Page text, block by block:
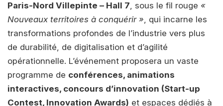
Paris-Nord Villepinte – Hall 7, sous le fil rouge «
Nouveaux territoires à conquérir », qui incarne les
transformations profondes de l’industrie vers plus
de durabilité, de digitalisation et d’agilité
opérationnelle. L’événement proposera un vaste
programme de conférences, animations
interactives, concours d’innovation (Start-up
Contest, Innovation Awards) et espaces dédiés à